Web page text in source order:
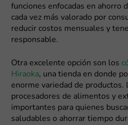
funciones enfocadas en ahorro
cada vez más valorado por
reducir costos mensuales y
responsable.
Otra excelente opción son los
Hiraoka, una tienda en donde
enorme variedad de productos.
procesadores de alimentos y
importantes para quienes
saludables o ahorrar tiempo